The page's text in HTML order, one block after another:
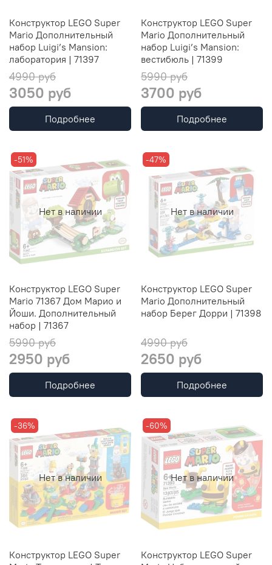
Конструктор LEGO Super
Mario Дополнительный
набор Luigi’s Mansion:
лаборатория | 71397
4990 руб
3050 руб
Подробнее
Конструктор LEGO Super
Mario Дополнительный
набор Luigi’s Mansion:
вестибюль | 71399
5990 руб
3700 руб
Подробнее
Нет в наличии
-51%
Конструктор LEGO Super
Mario 71367 Дом Марио и
Йоши. Дополнительный
набор | 71367
5990 руб
2950 руб
Подробнее
Нет в наличии
-47%
Конструктор LEGO Super
Mario Дополнительный
набор Берег Дорри | 71398
4990 руб
2650 руб
Подробнее
Нет в наличии
-36%
Конструктор LEGO Super
Нет в наличии
-60%
Конструктор LEGO Super